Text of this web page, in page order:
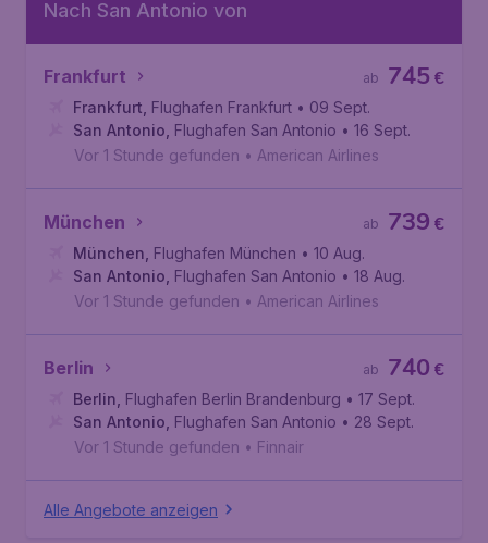
Nach San Antonio von
Frankfurt €
745
ab
Frankfurt Flughafen Frankfurt • 09 Sept.
San Antonio Flughafen San Antonio • 16 Sept.
Vor 1 Stunde gefunden • American Airlines
München €
739
ab
München Flughafen München • 10 Aug.
San Antonio Flughafen San Antonio • 18 Aug.
Vor 1 Stunde gefunden • American Airlines
Berlin €
740
ab
Berlin Flughafen Berlin Brandenburg • 17 Sept.
San Antonio Flughafen San Antonio • 28 Sept.
Vor 1 Stunde gefunden • Finnair
Alle Angebote anzeigen